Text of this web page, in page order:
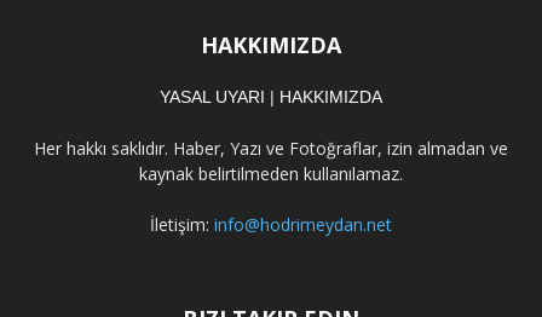
HAKKIMIZDA
YASAL UYARI | HAKKIMIZDA
Her hakkı saklıdır. Haber, Yazı ve Fotoğraflar, izin almadan ve
kaynak belirtilmeden kullanılamaz.
İletişim: info@hodrimeydan.net